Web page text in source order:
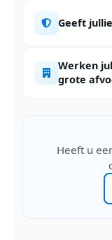
Geeft
Werken
grote
Heeft u